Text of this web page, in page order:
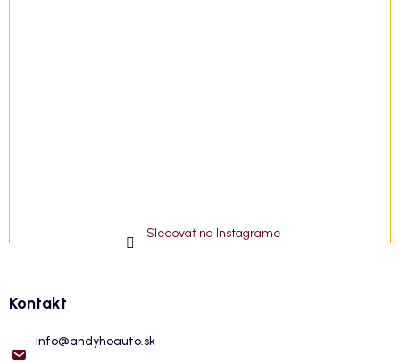
Sledovať na Instagrame
Kontakt
info@andyhoauto.sk